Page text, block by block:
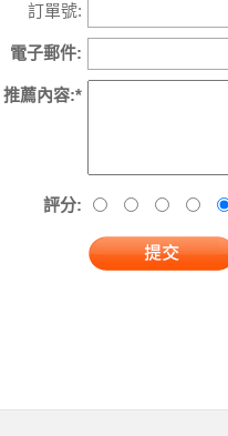
訂單號:
電子郵件:
推薦內容:*
評分: